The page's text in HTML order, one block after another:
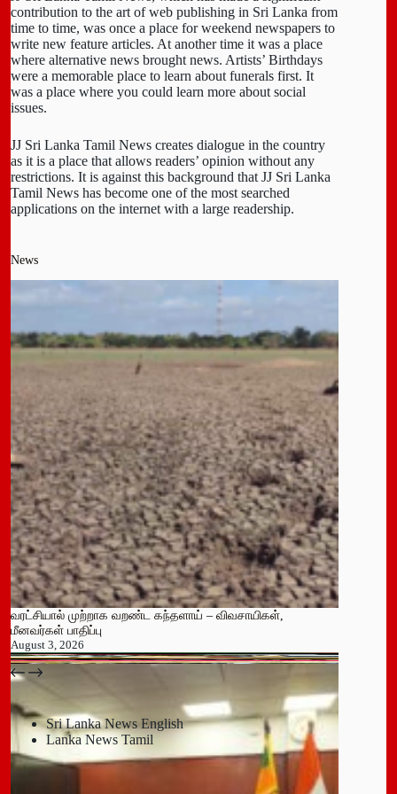
contribution to the art of web publishing in Sri Lanka from
time to time, was once a place for weekend newspapers to
write new feature articles. At another time it was a place
where alternative news brought news. Artists’ Birthdays
were a memorable place to learn about funerals first. It
was a place where you could learn more about social
issues.
JJ Sri Lanka Tamil News creates dialogue in the country
as it is a place that allows readers’ opinion without any
restrictions. It is against this background that JJ Sri Lanka
Tamil News has become one of the most searched
applications on the internet with a large readership.
News
வரட்சியால் முற்றாக வறண்ட கந்தளாய் – விவசாயிகள்,
மீனவர்கள் பாதிப்பு
August 3, 2026
பதுளை மாநகர சபையின் NPP உறுப்பினர் திடீர் ராஜினாமா!
July 14, 2026
Sri Lanka News English
Lanka News Tamil